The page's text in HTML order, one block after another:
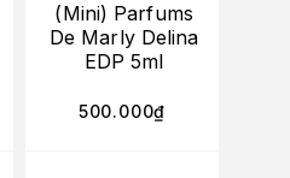
(Mini) Parfums
De Marly Delina
EDP 5ml
500.000₫